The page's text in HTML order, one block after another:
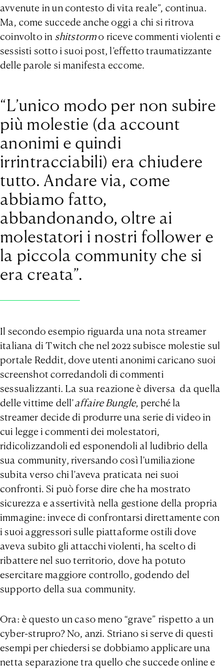
avvenute in un contesto di vita reale”, continua.
Ma, come succede anche oggi a chi si ritrova
coinvolto in shitstormo riceve commenti violenti e
sessisti sotto i suoi post, l’effetto traumatizzante
delle parole si manifesta eccome.
“L’unico modo per non subire
più molestie (da account
anonimi e quindi
irrintracciabili) era chiudere
tutto. Andare via, come
abbiamo fatto,
abbandonando, oltre ai
molestatori i nostri follower e
la piccola community che si
era creata”.
Il secondo esempio riguarda una nota streamer
italiana di Twitch che nel 2022 subisce molestie sul
portale Reddit, dove utenti anonimi caricano suoi
screenshot corredandoli di commenti
sessualizzanti. La sua reazione è diversa da quella
delle vittime dell’affaire Bungle, perché la
streamer decide di produrre una serie di video in
cui legge i commenti dei molestatori,
ridicolizzandoli ed esponendoli al ludibrio della
sua community, riversando così l’umiliazione
subita verso chi l’aveva praticata nei suoi
confronti. Si può forse dire che ha mostrato
sicurezza e assertività nella gestione della propria
immagine: invece di confrontarsi direttamente con
i suoi aggressori sulle piattaforme ostili dove
aveva subito gli attacchi violenti, ha scelto di
ribattere nel suo territorio, dove ha potuto
esercitare maggiore controllo, godendo del
supporto della sua community.
Ora: è questo un caso meno “grave” rispetto a un
cyber-strupro? No, anzi. Striano si serve di questi
esempi per chiedersi se dobbiamo applicare una
netta separazione tra quello che succede online e